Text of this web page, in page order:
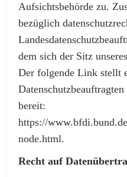
Aufsichtsbehörde zu.
bezüglich
dem sich der Sitz
Der folgende Link stellt
bereit:
https://
node.html.
Recht auf